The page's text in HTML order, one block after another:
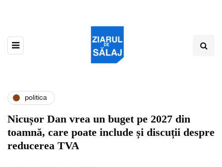
politica
Nicușor Dan vrea un buget pe 2027 din
toamnă, care poate include și discuții despre
reducerea TVA